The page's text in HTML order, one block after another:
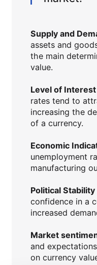
Supply and
assets and
the main
value.
Level of
rates tend to
increasing the
of a currency.
Economic
unemployment
manufacturing
Political Stability
confidence in a
increased
Market
and
on currency